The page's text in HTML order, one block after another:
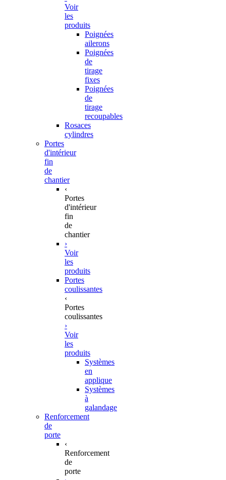
Voir
les
produits
Poignées
ailerons
Poignées
de
tirage
fixes
Poignées
de
tirage
recoupables
Rosaces
cylindres
Portes
d'intérieur
fin
de
chantier
‹
Portes
d'intérieur
fin
de
chantier
›
Voir
les
produits
Portes
coulissantes
‹
Portes
coulissantes
›
Voir
les
produits
Systèmes
en
applique
Systèmes
à
galandage
Renforcement
de
porte
‹
Renforcement
de
porte